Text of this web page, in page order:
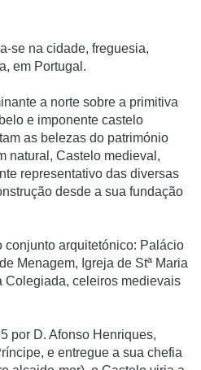
se na cidade, freguesia,
em Portugal.
a norte sobre a primitiva
e imponente castelo
as belezas do património
natural, Castelo medieval,
representativo das diversas
desde a sua fundação
conjunto arquitetónico: Palácio
Menagem, Igreja de Stª Maria
Colegiada, celeiros medievais
por D. Afonso Henriques,
e entregue a sua chefia